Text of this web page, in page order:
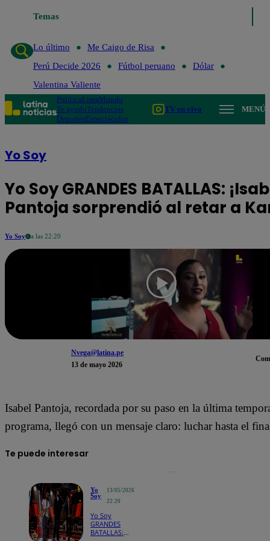
Temas
Lo último
Me Caigo de Risa
Perú Decide 2026
Fútbol peruano
Dólar
Valentina Valiente
PolíticaLimaMundo
Te ayudoTendencias
DeportesEspectáculos
TV en vivo MENÚ
Yo Soy
Yo Soy GRANDES BATALLAS:
Pantoja sorprendió al retar a
Yo Soy a las 22:20
Nvega@latina.pe
13 de mayo 2026
Isabel Pantoja, recordada por su paso en la última
programa, llegó con un mensaje claro: luchar hasta el
Te puede interesar
Yo
Soy
13/05/2026
22:20
Yo Soy
GRANDES
BATALLAS: